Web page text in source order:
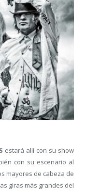
estará allí con su show
con su escenario al
mayores de cabeza de
giras más grandes del